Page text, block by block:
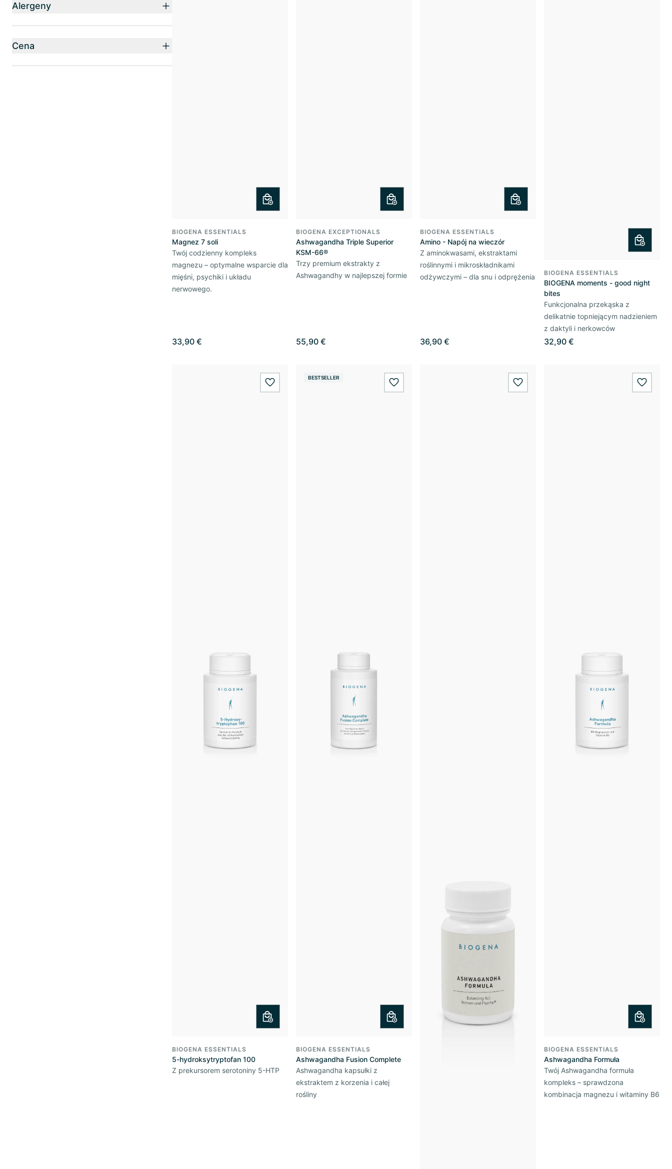
BIOGENA ESSENTIALS
Magnez 7 soli
Twój codzienny kompleks
magnezu – optymalne wsparcie dla
mięśni, psychiki i układu
nerwowego.
33,90 €
BIOGENA EXCEPTIONALS
Ashwagandha Triple Superior
KSM-66®
Trzy premium ekstrakty z
Ashwagandhy w najlepszej formie
55,90 €
BIOGENA ESSENTIALS
Amino - Napój na wieczór
Z aminokwasami, ekstraktami
roślinnymi i mikroskładnikami
odżywczymi – dla snu i odprężenia
36,90 €
BIOGENA ESSENTIALS
BIOGENA moments - good night
bites
Funkcjonalna przekąska z
delikatnie topniejącym nadzieniem
z daktyli i nerkowców
32,90 €
wishlist.add
BIOGENA ESSENTIALS
5-hydroksytryptofan 100
Z prekursorem serotoniny 5-HTP
BESTSELLER
wishlist.add
BIOGENA ESSENTIALS
Ashwagandha Fusion Complete
Ashwagandha kapsułki z
ekstraktem z korzenia i całej
rośliny
wishlist.add
BIOGENA ESSENTIALS
Ashwagandha Formuła
Twój Ashwagandha formuła
kompleks – sprawdzona
kombinacja magnezu i witaminy B6
Alergeny
Cena